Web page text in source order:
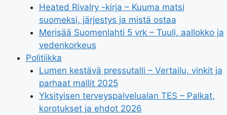
Heated Rivalry -kirja – Kuuma matsi
suomeksi, järjestys ja mistä ostaa
Merisää Suomenlahti 5 vrk – Tuuli, aallokko ja
vedenkorkeus
Politiikka
Lumen kestävä pressutalli – Vertailu, vinkit ja
parhaat mallit 2025
Yksityisen terveyspalvelualan TES – Palkat,
korotukset ja ehdot 2026